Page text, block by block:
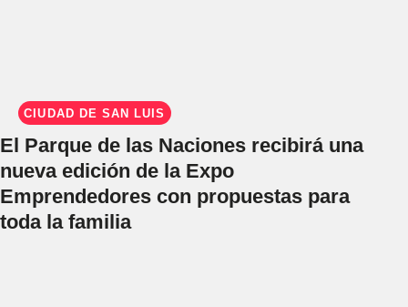
CIUDAD DE SAN LUIS
El Parque de las Naciones recibirá una
nueva edición de la Expo
Emprendedores con propuestas para
toda la familia